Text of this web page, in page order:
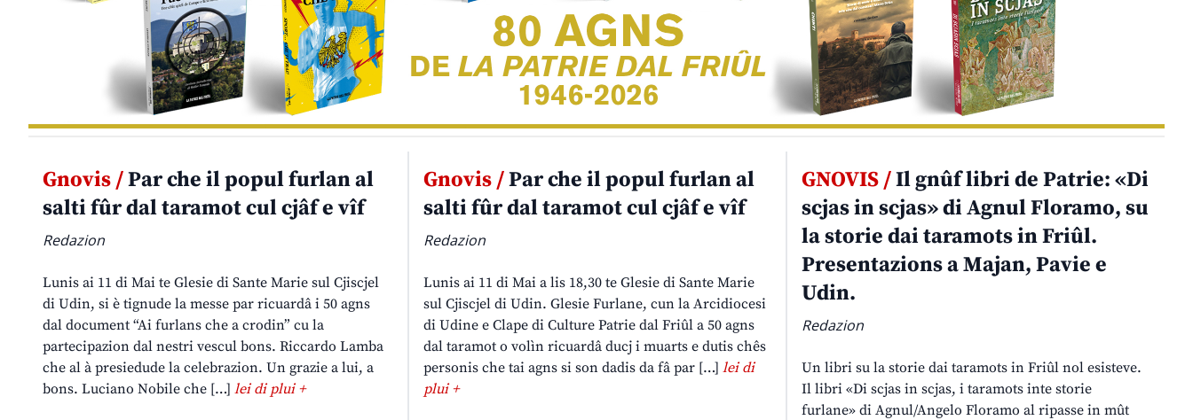
Gnovis /Par che il popul furlan al
salti fûr dal taramot cul cjâf e vîf
Redazion
Lunis ai 11 di Mai te Glesie di Sante Marie sul Cjiscjel
di Udin, si è tignude la messe par ricuardâ i 50 agns
dal document “Ai furlans che a crodin” cu la
partecipazion dal nestri vescul bons. Riccardo Lamba
che al à presiedude la celebrazion. Un grazie a lui, a
bons. Luciano Nobile che […] lei di plui +
Gnovis /Par che il popul furlan al
salti fûr dal taramot cul cjâf e vîf
Redazion
Lunis ai 11 di Mai a lis 18,30 te Glesie di Sante Marie
sul Cjiscjel di Udin. Glesie Furlane, cun la Arcidiocesi
di Udine e Clape di Culture Patrie dal Friûl a 50 agns
dal taramot o volìn ricuardâ ducj i muarts e dutis chês
personis che tai agns si son dadis da fâ par […] lei di
plui +
GNOVIS /Il gnûf libri de Patrie: «Di
scjas in scjas» di Agnul Floramo, su
la storie dai taramots in Friûl.
Presentazions a Majan, Pavie e
Udin.
Redazion
Un libri su la storie dai taramots in Friûl nol esisteve.
Il libri «Di scjas in scjas, i taramots inte storie
furlane» di Agnul/Angelo Floramo al ripasse in mût